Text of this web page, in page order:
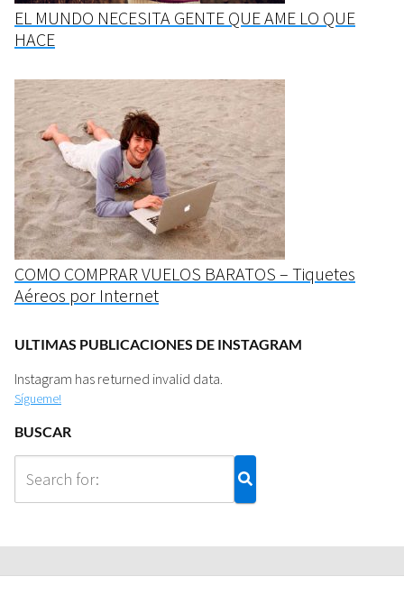
EL MUNDO NECESITA GENTE QUE AME LO QUE
HACE
COMO COMPRAR VUELOS BARATOS – Tiquetes
Aéreos por Internet
ULTIMAS PUBLICACIONES DE INSTAGRAM
Instagram has returned invalid data.
Sígueme!
BUSCAR